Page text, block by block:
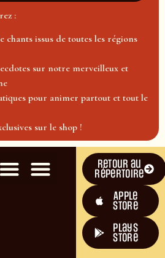
:
chants issus de toutes les régions
sur notre merveilleux et
pour animer partout et tout le
sur le shop !
Retour au
répertoire
Apple
Store
plays
store